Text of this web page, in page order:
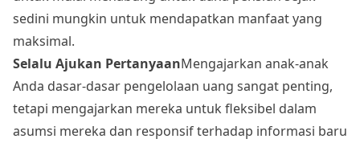
sedini mungkin untuk mendapatkan manfaat yang
maksimal.
Selalu Ajukan PertanyaanMengajarkan anak-anak
Anda dasar-dasar pengelolaan uang sangat penting,
tetapi mengajarkan mereka untuk fleksibel dalam
asumsi mereka dan responsif terhadap informasi baru